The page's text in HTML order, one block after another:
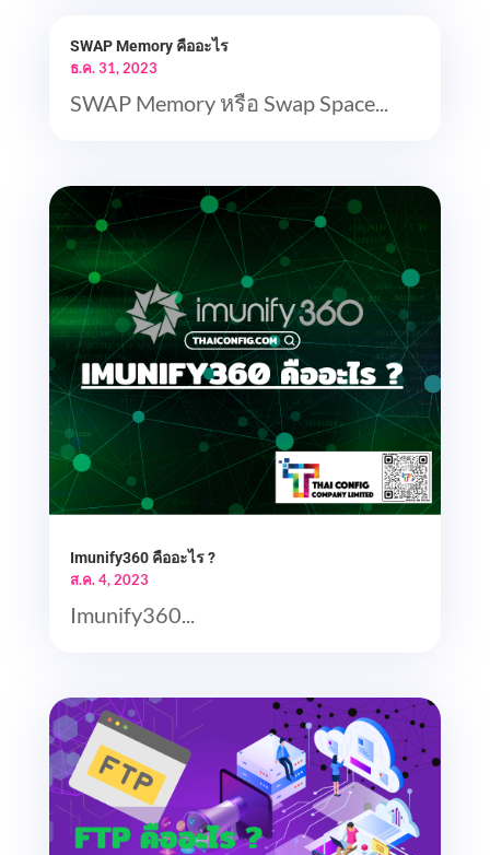
SWAP Memory คืออะไร
ธ.ค. 31, 2023
SWAP Memory หรือ Swap Space...
Imunify360 คืออะไร ?
ส.ค. 4, 2023
Imunify360...